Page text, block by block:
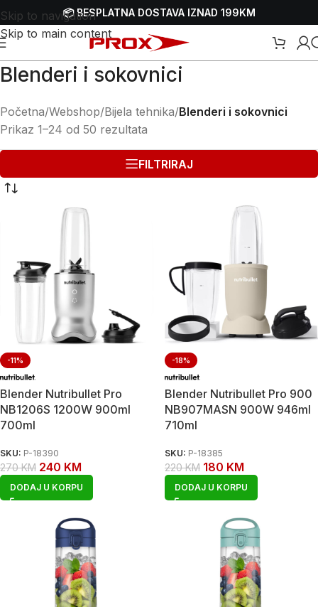
Skip to navigation
Skip to main content
📦 BESPLATNA DOSTAVA IZNAD 199KM
Blenderi i sokovnici
Početna/Webshop/Bijela tehnika/Blenderi i sokovnici
Prikaz 1–24 od 50 rezultata
FILTRIRAJ
-11%
Blender Nutribullet Pro
NB1206S 1200W 900ml
700ml
SKU: P-18390
270KM 240 KM
DODAJ U KORPU
-18%
Blender Nutribullet Pro 900
NB907MASN 900W 946ml
710ml
SKU: P-18385
220KM 180 KM
DODAJ U KORPU